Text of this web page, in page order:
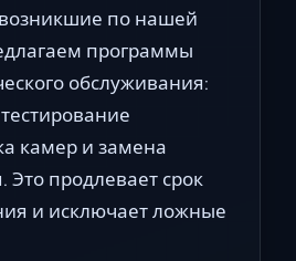
по нашей
программы
обслуживания:
камер и замена
Это продлевает срок
и исключает ложные